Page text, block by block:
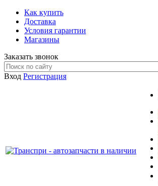
Как купить
Доставка
Условия гарантии
Магазины
Заказать звонок
Вход Регистрация